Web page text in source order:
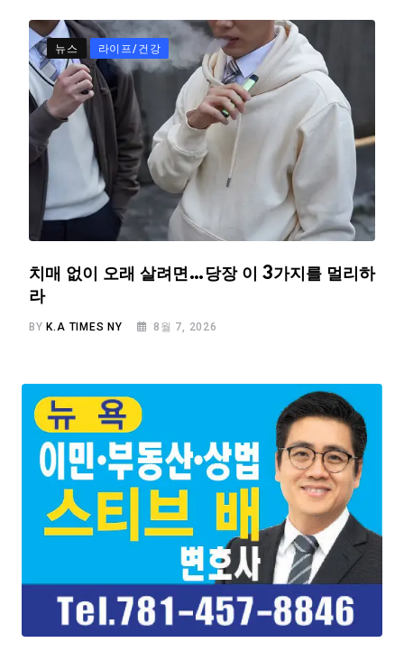
뉴스 라이프/건강
치매 없이 오래 살려면…당장 이 3가지를 멀리하
라
BYK.A TIMES NY 8월 7, 2026